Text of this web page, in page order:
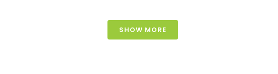
SHOW MORE